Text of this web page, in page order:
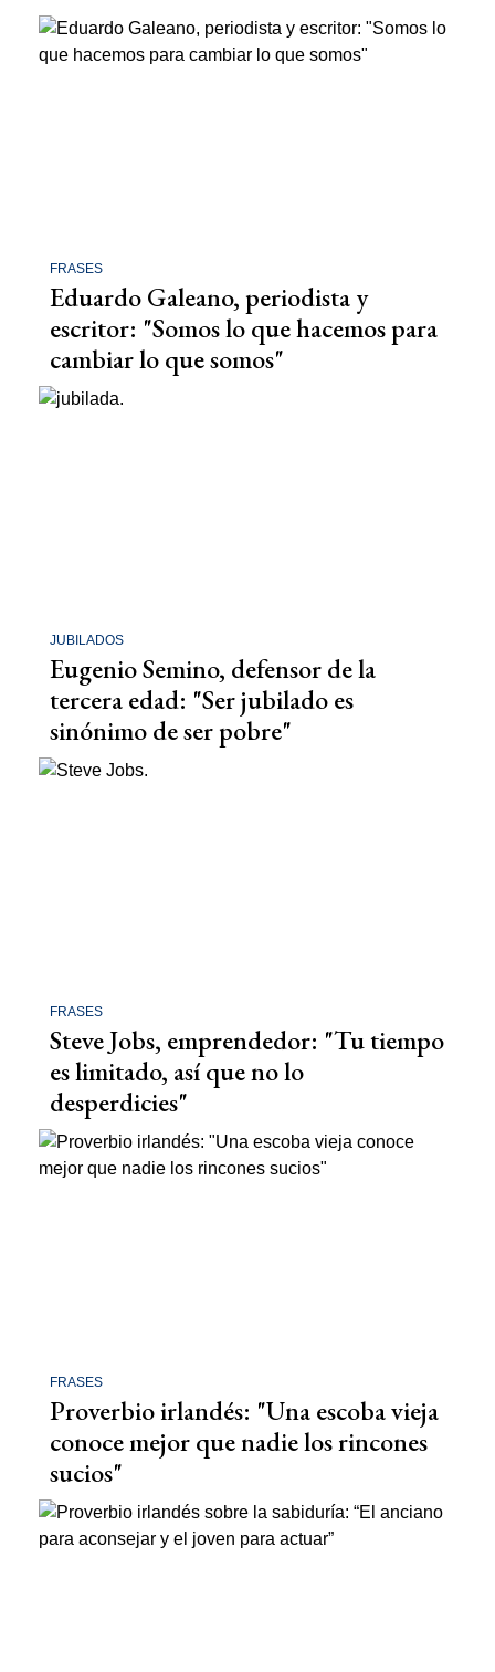
FRASES
Eduardo Galeano, periodista y
escritor: "Somos lo que hacemos para
cambiar lo que somos"
JUBILADOS
Eugenio Semino, defensor de la
tercera edad: "Ser jubilado es
sinónimo de ser pobre"
FRASES
Steve Jobs, emprendedor: "Tu tiempo
es limitado, así que no lo
desperdicies"
FRASES
Proverbio irlandés: "Una escoba vieja
conoce mejor que nadie los rincones
sucios"